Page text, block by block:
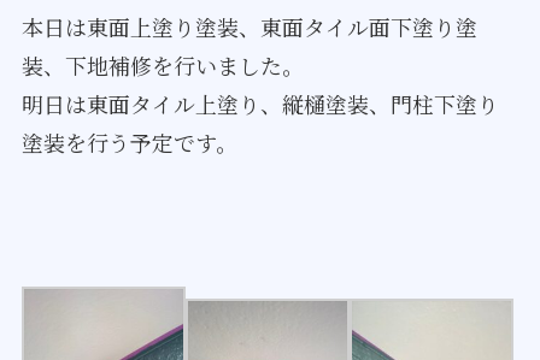
本日は東面上塗り塗装、東面タイル面下塗り塗
装、下地補修を行いました。
明日は東面タイル上塗り、縦樋塗装、門柱下塗り
塗装を行う予定です。